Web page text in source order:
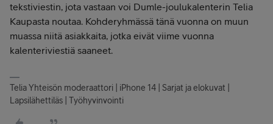
tekstiviestin, jota vastaan voi Dumle-joulukalenterin Telia
Kaupasta noutaa. Kohderyhmässä tänä vuonna on muun
muassa niitä asiakkaita, jotka eivät viime vuonna
kalenteriviestiä saaneet.
Telia Yhteisön moderaattori | iPhone 14 | Sarjat ja elokuvat |
Lapsilähettiläs | Työhyvinvointi